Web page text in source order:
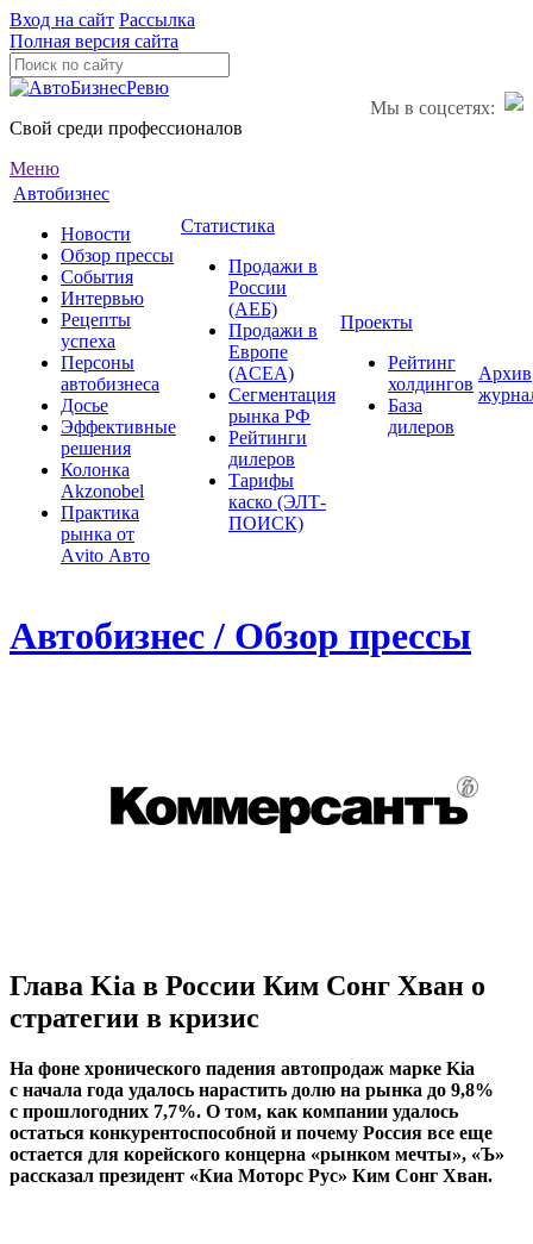
Вход на сайт Рассылка
Полная версия сайта
Мы в соцсетях:
Свой среди профессионалов
Меню
Автобизнес
Новости
Обзор прессы
События
Интервью
Рецепты
успеха
Персоны
автобизнеса
Досье
Эффективные
решения
Колонка
Akzonobel
Практика
рынка от
Аvito Авто
Статистика
Продажи в
России
(АЕБ)
Продажи в
Европе
(ACEA)
Сегментация
рынка РФ
Рейтинги
дилеров
Тарифы
каско (ЭЛТ-
ПОИСК)
Проекты
Рейтинг
холдингов
База
дилеров
Архив
Автобизнес / Обзор прессы
Глава Kia в России Ким Сонг Хван о
стратегии в кризис
На фоне хронического падения автопродаж марке Kiа
с начала года удалось нарастить долю на рынка до 9,8%
с прошлогодних 7,7%. О том, как компании удалось
остаться конкурентоспособной и почему Россия все еще
остается для корейского концерна «рынком мечты», «Ъ»
рассказал президент «Киа Моторс Рус» Ким Сонг Хван.